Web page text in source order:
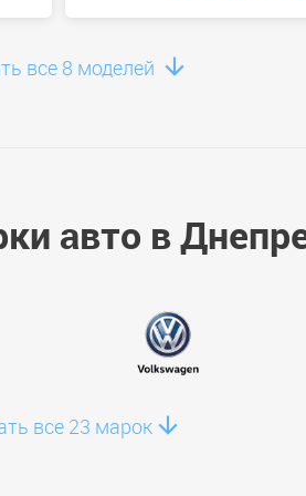
от 90 USD
все 8 моделей
авто в
все 23 марок